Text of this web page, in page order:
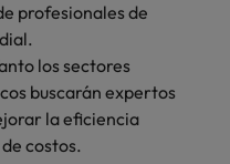
profesionales de
los sectores
buscarán expertos
la eficiencia
costos.